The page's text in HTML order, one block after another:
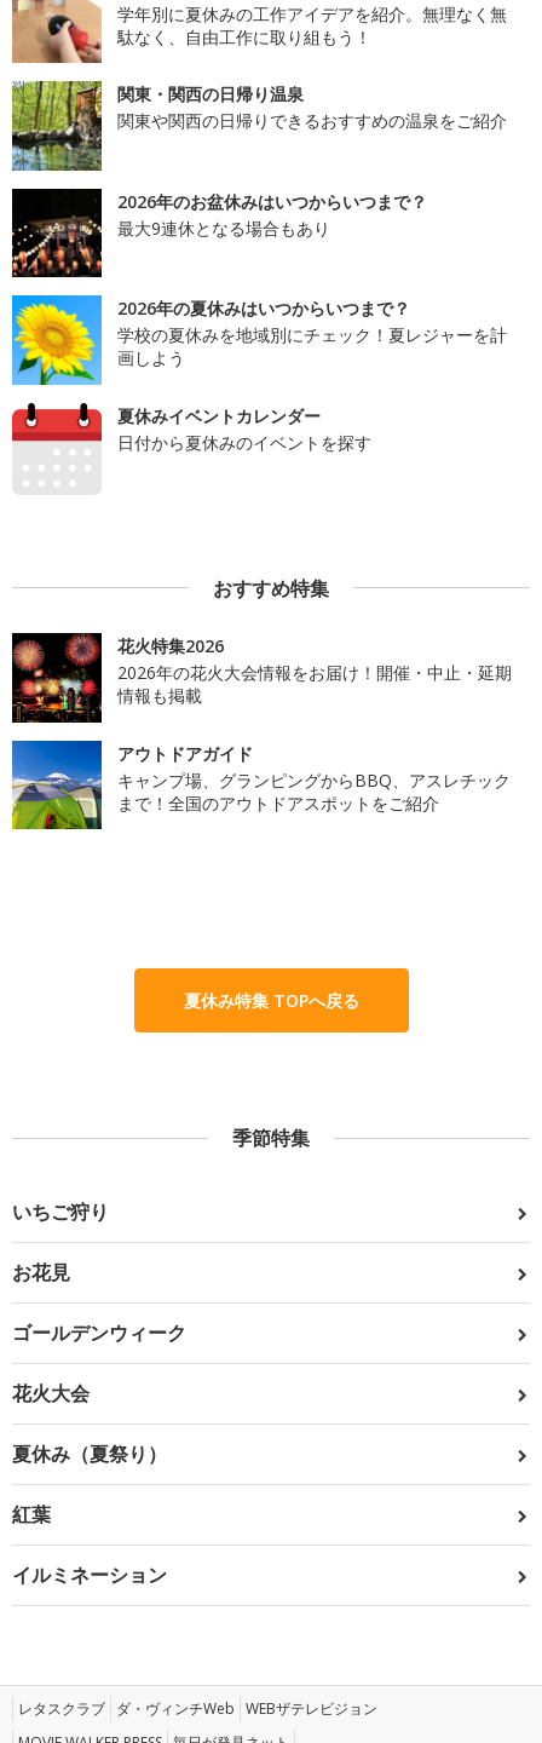
学年別に夏休みの工作アイデアを紹介。無理なく無
駄なく、自由工作に取り組もう！
関東・関西の日帰り温泉
関東や関西の日帰りできるおすすめの温泉をご紹介
2026年のお盆休みはいつからいつまで？
最大9連休となる場合もあり
2026年の夏休みはいつからいつまで？
学校の夏休みを地域別にチェック！夏レジャーを計
画しよう
夏休みイベントカレンダー
日付から夏休みのイベントを探す
おすすめ特集
花火特集2026
2026年の花火大会情報をお届け！開催・中止・延期
情報も掲載
アウトドアガイド
キャンプ場、グランピングからBBQ、アスレチック
まで！全国のアウトドアスポットをご紹介
夏休み特集 TOPへ戻る
季節特集
いちご狩り
お花見
ゴールデンウィーク
花火大会
夏休み（夏祭り）
紅葉
イルミネーション
レタスクラブ ダ・ヴィンチWeb WEBザテレビジョン